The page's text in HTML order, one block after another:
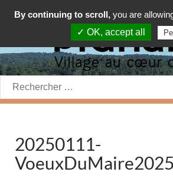
Rechercher:
20250111-
By continuing to scroll, you are
✓ OK, accept all